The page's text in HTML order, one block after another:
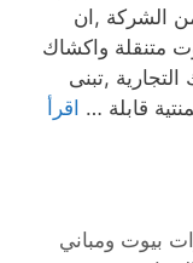
الشركة ,ان
متنقلة واكشاك
,تبنى
قابلة … اقرأ
بيوت ومباني